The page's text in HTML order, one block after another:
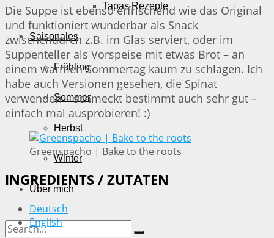
Tapas Rezepte
Saisonales
Frühling
Sommer
Herbst
Winter
Über mich
Die Suppe ist ebenso erfrischend wie das Original
und funktioniert wunderbar als Snack
zwischendurch z.B. im Glas serviert, oder im
Suppenteller als Vorspeise mit etwas Brot – an
einem warmen Sommertag kaum zu schlagen. Ich
habe auch Versionen gesehen, die Spinat
verwenden – schmeckt bestimmt auch sehr gut –
einfach mal ausprobieren! :)
Greenspacho | Bake to the roots
INGREDIENTS / ZUTATEN
Deutsch
English